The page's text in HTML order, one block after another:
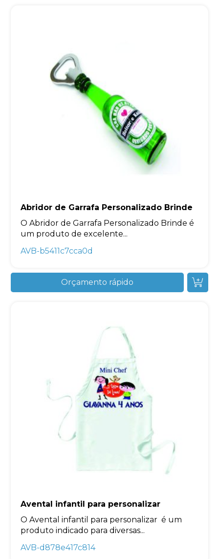
Abridor de Garrafa Personalizado Brinde
O Abridor de Garrafa Personalizado Brinde é
um produto de excelente...
AVB-b5411c7cca0d
Orçamento rápido
Avental infantil para personalizar
O Avental infantil para personalizar é um
produto indicado para diversas...
AVB-d878e417c814